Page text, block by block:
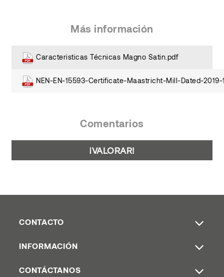
Más información
Caracteristicas Técnicas Magno Satin.pdf
NEN-EN-15593-Certificate-Maastricht-Mill-Dated-
Comentarios
¡VALORAR!
CONTACTO
INFORMACIÓN
CONTÁCTANOS